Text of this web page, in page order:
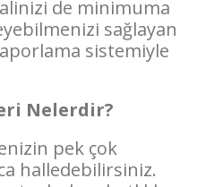
de minimuma
sağlayan
sistemiyle
Nelerdir?
pek çok
halledebilirsiniz.